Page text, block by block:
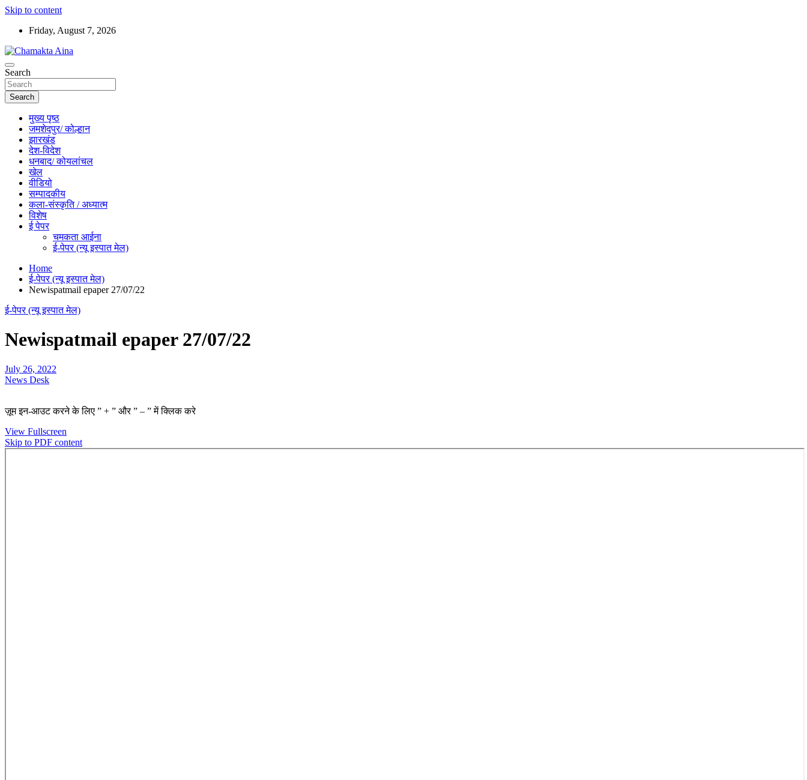
Skip to content
Friday, August 7, 2026
Chamakta Aina
Hindi News Paper – Jharkhand
Search
Search
मुख्य पृष्ठ
जमशेदपुर/ कोल्हान
झारखंड
देश-विदेश
धनबाद/ कोयलांचल
खेल
वीडियो
सम्पादकीय
कला-संस्कृति / अध्यात्म
विशेष
ई पेपर
चमकता आईना
ई-पेपर (न्यू इस्पात मेल)
Home
ई-पेपर (न्यू इस्पात मेल)
Newispatmail epaper 27/07/22
ई-पेपर (न्यू इस्पात मेल)
Newispatmail epaper 27/07/22
July 26, 2022
News Desk
ज़ूम इन-आउट करने के लिए ” + ” और ” – ” में क्लिक करे
View Fullscreen
Skip to PDF content